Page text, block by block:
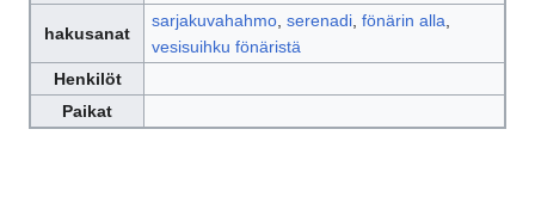
hakusanat
sarjakuvahahmo, serenadi, fönärin alla
vesisuihku fönäristä
Henkilöt
Paikat